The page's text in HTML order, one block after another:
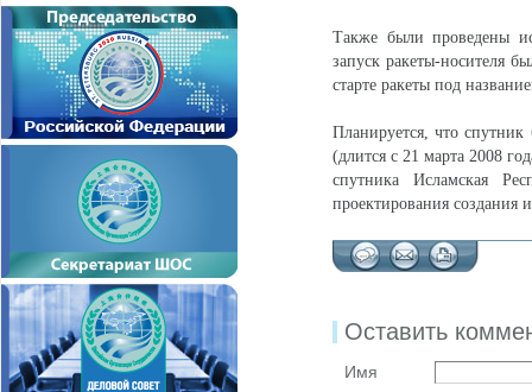
Также были проведены
запуск ракеты-носителя
старте ракеты под
Планируется, что
(длится с 21 марта 2008
спутника Исламская
проектирования создания
Оставить
Имя